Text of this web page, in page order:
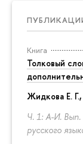
Книга
Толковый
Жидкова Е.
Ч. 1: А-И.
русского